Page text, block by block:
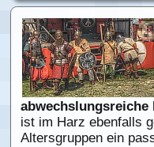
ist im Harz ebenfalls
Altersgruppen ein